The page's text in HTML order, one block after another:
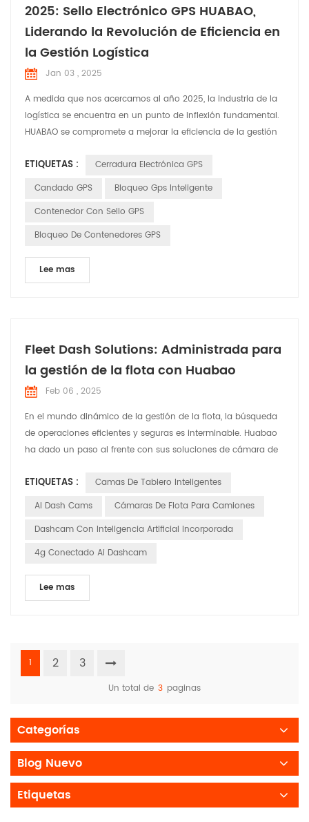
2025: Sello Electrónico GPS HUABAO,
Liderando la Revolución de Eficiencia en
la Gestión Logística
Jan 03 , 2025
A medida que nos acercamos al año 2025, la industria de la
logística se encuentra en un punto de inflexión fundamental.
HUABAO se compromete a mejorar la eficiencia de la gestión
el Sello electrónico GPS. Creemos que con soluciones
inteligentes podemos mejorar significativamente la seguridad
ETIQUETAS :
Cerradura Electrónica GPS
Candado GPS
Bloqueo Gps Inteligente
Contenedor Con Sello GPS
Bloqueo De Contenedores GPS
Lee mas
Fleet Dash Solutions: Administrada para
la gestión de la flota con Huabao
Feb 06 , 2025
En el mundo dinámico de la gestión de la flota, la búsqueda
de operaciones eficientes y seguras es interminable. Huabao
ha dado un paso al frente con sus soluciones de cámara de
desafíos específicos que enfrentan los gerentes de flota. Deje
que â s explore cómo estas soluciones están marcando la
ETIQUETAS :
Camas De Tablero Inteligentes
AI Dash Cams
Cámaras De Flota Para Camiones
Dashcam Con Inteligencia Artificial Incorporada
4g Conectado Ai Dashcam
Lee mas
1 2 3
Un total de 3 paginas
Categorías
Blog Nuevo
Etiquetas